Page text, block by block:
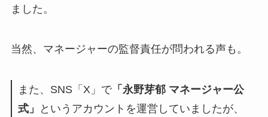
ました。
当然、マネージャーの監督責任が問われる声も。
また、SNS「X」で「永野芽郁 マネージャー公
式」
というアカウントを運営していましたが、